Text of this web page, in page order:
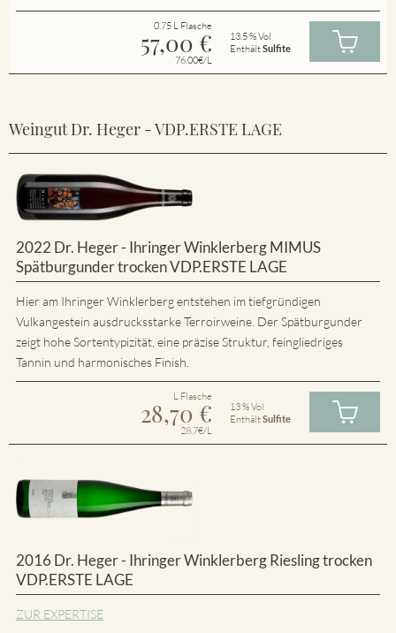
0.75 L Flasche
57,00 €
76.00€/L
13.5 % Vol
EnthältSulfite
Weingut Dr. Heger - VDP.ERSTE LAGE
2022 Dr. Heger - Ihringer Winklerberg MIMUS
Spätburgunder trocken VDP.ERSTE LAGE
Hier am Ihringer Winklerberg entstehen im tiefgründigen
Vulkangestein ausdrucksstarke Terroirweine. Der Spätburgunder
zeigt hohe Sortentypizität, eine präzise Struktur, feingliedriges
Tannin und harmonisches Finish.
L Flasche
28,70 €
28.7€/L
13 % Vol
EnthältSulfite
2016 Dr. Heger - Ihringer Winklerberg Riesling trocken
VDP.ERSTE LAGE
ZUR EXPERTISE